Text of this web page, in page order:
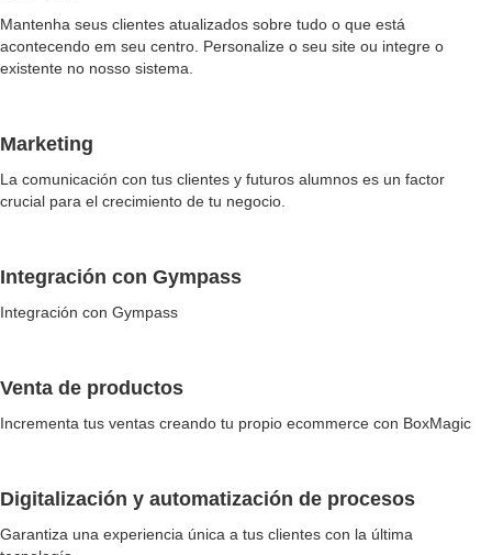
Mantenha seus clientes atualizados sobre tudo o que está
acontecendo em seu centro. Personalize o seu site ou integre o
existente no nosso sistema.
Marketing
La comunicación con tus clientes y futuros alumnos es un factor
crucial para el crecimiento de tu negocio.
Integración con Gympass
Integración con Gympass
Venta de productos
Incrementa tus ventas creando tu propio ecommerce con BoxMagic
Digitalización y automatización de procesos
Garantiza una experiencia única a tus clientes con la última